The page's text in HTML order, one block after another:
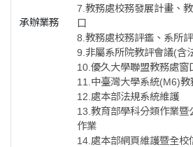
承辦業務
7.教務處校務發展計畫、
口
8.教務處校務評鑑、系所
9.非屬系所院教評會議(含
10.優久大學聯盟教務處窗
11.中臺灣大學系統(M6)教
12.處本部法規系統維護
13.教育部學科分類作業暨
作業
14.處本部網頁維護暨全校